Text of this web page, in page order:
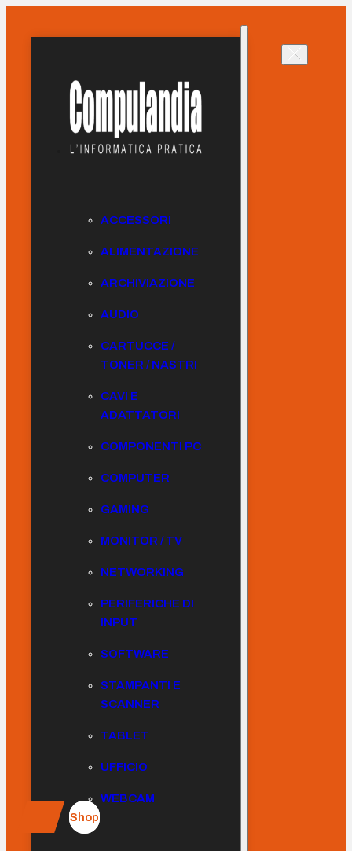
ACCESSORI
ALIMENTAZIONE
ARCHIVIAZIONE
AUDIO
CARTUCCE /
TONER / NASTRI
CAVI E
ADATTATORI
COMPONENTI PC
COMPUTER
GAMING
MONITOR / TV
NETWORKING
PERIFERICHE DI
INPUT
SOFTWARE
STAMPANTI E
SCANNER
TABLET
UFFICIO
WEBCAM
Shop